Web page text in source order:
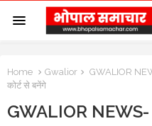
Home Gwalior
GWALIOR
कोर्ट से बनेंगे
GWALIOR NEWS-